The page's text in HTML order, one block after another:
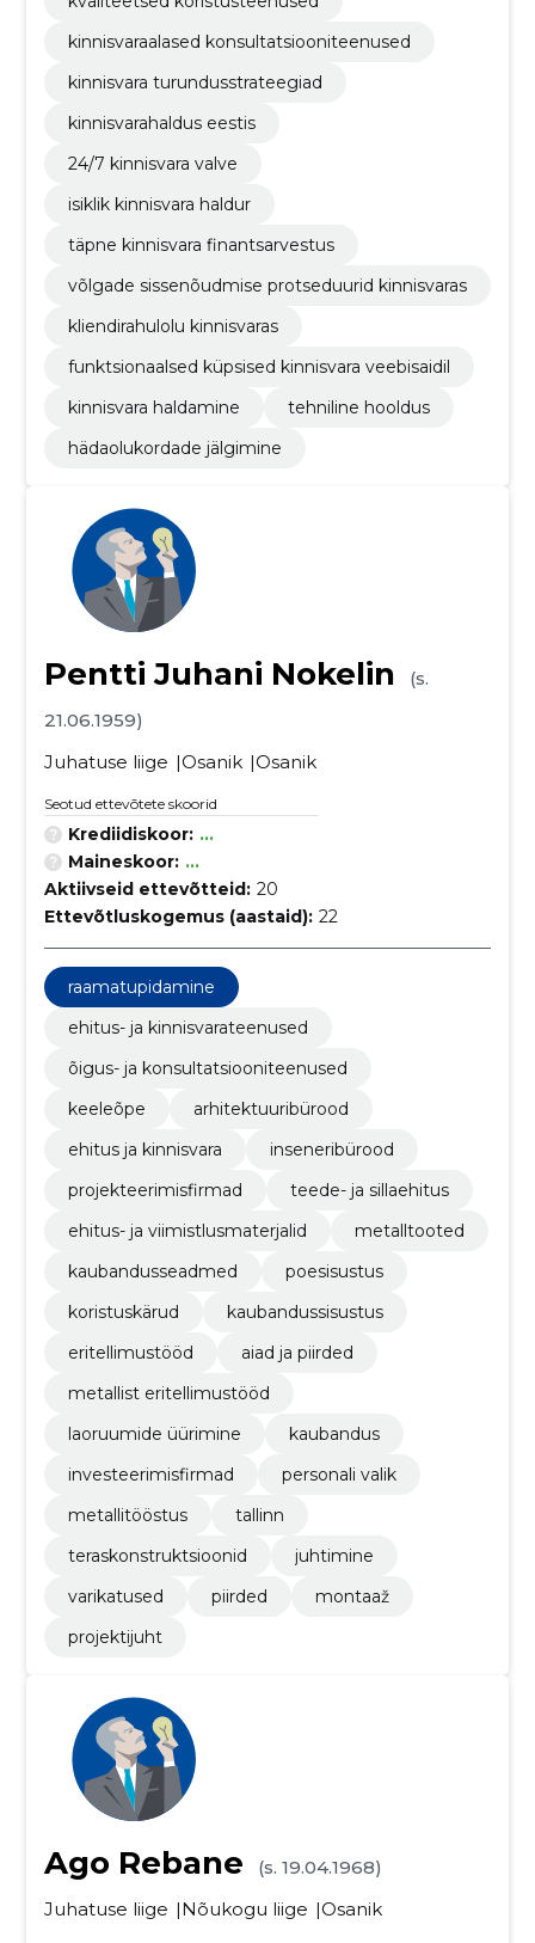
kinnisvaraalased konsultatsiooniteenused
kinnisvara turundusstrateegiad
kinnisvarahaldus eestis
24/7 kinnisvara valve
isiklik kinnisvara haldur
täpne kinnisvara finantsarvestus
võlgade sissenõudmise protseduurid kinnisvaras
kliendirahulolu kinnisvaras
funktsionaalsed küpsised kinnisvara veebisaidil
kinnisvara haldamine
tehniline hooldus
hädaolukordade jälgimine
Pentti Juhani Nokelin
(s.
21.06.1959)
Juhatuse liige
Osanik Osanik
Seotud ettevõtete skoorid
Krediidiskoor: ...
Maineskoor: ...
Aktiivseid ettevõtteid: 20
Ettevõtluskogemus (aastaid): 22
raamatupidamine
ehitus- ja kinnisvarateenused
õigus- ja konsultatsiooniteenused
keeleõpe
arhitektuuribürood
ehitus ja kinnisvara
inseneribürood
projekteerimisfirmad
teede- ja sillaehitus
ehitus- ja viimistlusmaterjalid
metalltooted
kaubandusseadmed
poesisustus
koristuskärud
kaubandussisustus
eritellimustööd
aiad ja piirded
metallist eritellimustööd
laoruumide üürimine
kaubandus
investeerimisfirmad
personali valik
metallitööstus
tallinn
teraskonstruktsioonid
juhtimine
varikatused
piirded
montaaž
projektijuht
Ago Rebane
(s. 19.04.1968)
Juhatuse liige
Nõukogu liige Osanik